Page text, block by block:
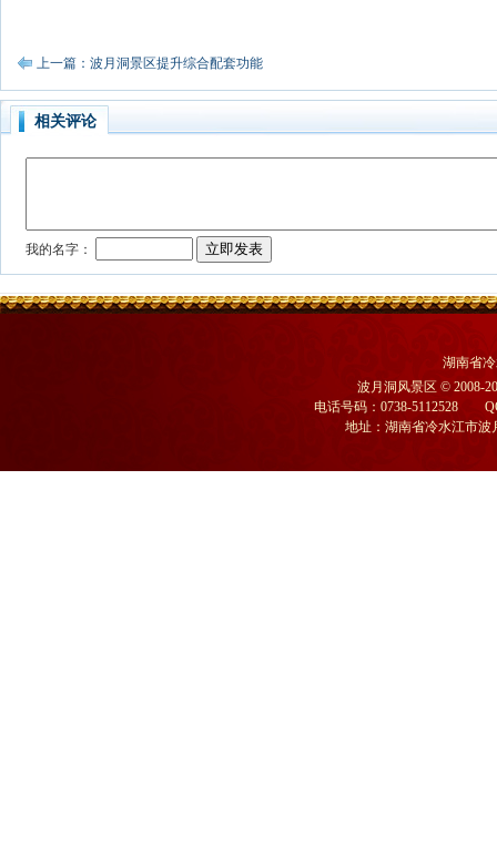
上一篇：波月洞景区提升综合配套功能
相关评论
湖南省
波月洞风景区 © 2008-
电话号码：0738-5112528
地址：湖南省冷水江市波